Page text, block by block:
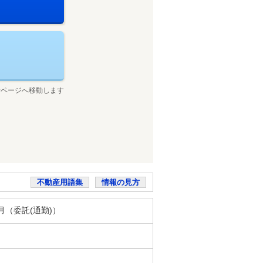
ージへ移動します
不動産用語集 情報の見方
（委託(通勤)）